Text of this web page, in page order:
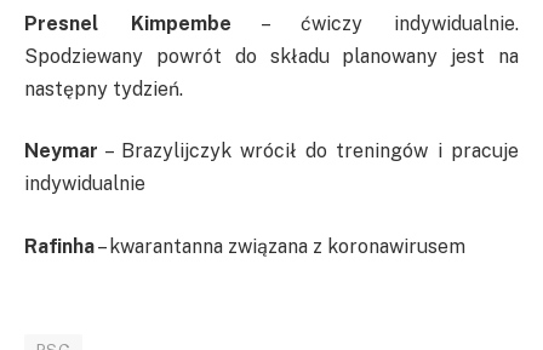
Presnel Kimpembe – ćwiczy indywidualnie.
Spodziewany powrót do składu planowany jest na
następny tydzień.
Neymar – Brazylijczyk wrócił do treningów i pracuje
indywidualnie
Rafinha– kwarantanna związana z koronawirusem